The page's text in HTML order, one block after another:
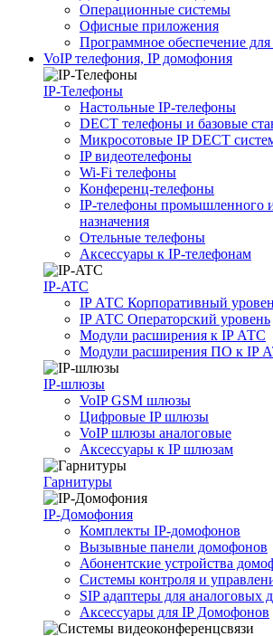
Операционные системы
Офисные приложения
Программное обеспечение
VoIP телефония, IP домофония
IP-Телефоны
Настольные IP-телефоны
DECT телефоны и базовые
Микросотовые IP DECT
IP видеотелефоны
Wi-Fi телефоны
Конференц-телефоны
IP-телефоны промышленного
назначения
Отельные телефоны
Аксессуары к IP-телефонам
IP-ATC
IP АТС Корпоративный
IP АТС Операторский уровень
Модули расширения к IP АТС
Модули расширения ПО к IP
IP-шлюзы
VoIP GSM шлюзы
Цифровые IP шлюзы
VoIP шлюзы аналоговые
Аксессуары к IP шлюзам
Гарнитуры
IP-Домофония
Комплекты IP-домофонов
Вызывные панели домофонов
Абонентские устройства
Системы контроля и
SIP адаптеры для аналоговых
Аксессуары для IP Домофонов